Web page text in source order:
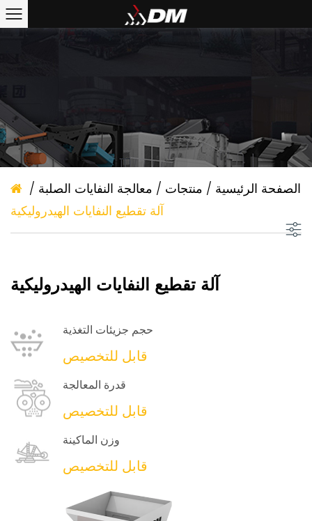
الصفحة الرئيسية / منتجات / معالجة النفايات الصلبة /
آلة تقطيع النفايات الهيدروليكية
آلة تقطيع النفايات الهيدروليكية
حجم جزيئات التغذية
قابل للتخصيص
قدرة المعالجة
قابل للتخصيص
وزن الماكينة
قابل للتخصيص